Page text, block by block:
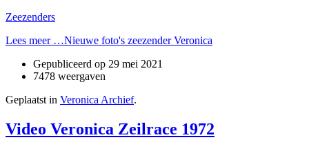
Zeezenders
Lees meer …Nieuwe foto's zeezender Veronica
Gepubliceerd op 29 mei 2021
7478 weergaven
Geplaatst in Veronica Archief.
Video Veronica Zeilrace 1972